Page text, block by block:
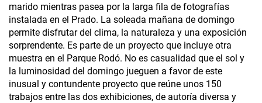
marido mientras pasea por la larga fila de fotografías
instalada en el Prado. La soleada mañana de domingo
permite disfrutar del clima, la naturaleza y una exposición
sorprendente. Es parte de un proyecto que incluye otra
muestra en el Parque Rodó. No es casualidad que el sol y
la luminosidad del domingo jueguen a favor de este
inusual y contundente proyecto que reúne unos 150
trabajos entre las dos exhibiciones, de autoría diversa y